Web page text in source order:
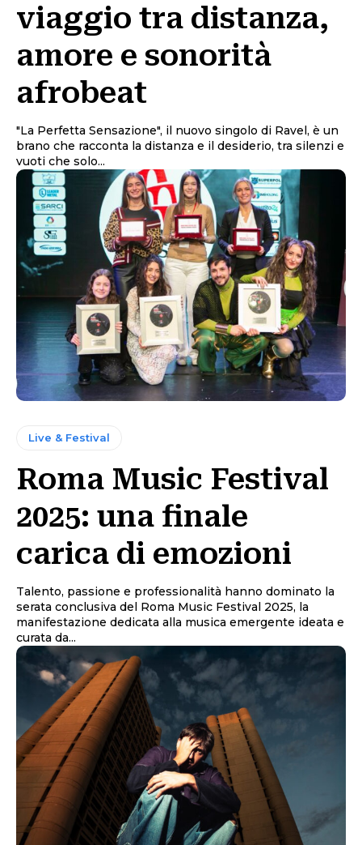
viaggio tra distanza,
amore e sonorità
afrobeat
"La Perfetta Sensazione", il nuovo singolo di Ravel, è un
brano che racconta la distanza e il desiderio, tra silenzi e
vuoti che solo...
Live & Festival
Roma Music Festival
2025: una finale
carica di emozioni
Talento, passione e professionalità hanno dominato la
serata conclusiva del Roma Music Festival 2025, la
manifestazione dedicata alla musica emergente ideata e
curata da...